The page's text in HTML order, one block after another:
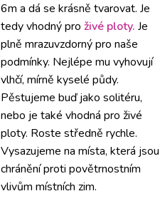
6m a dá se krásně tvarovat. Je
tedy vhodný pro živé ploty. Je
plně mrazuvzdorný pro naše
podmínky. Nejlépe mu vyhovují
vlhčí, mírně kyselé půdy.
Pěstujeme buď jako solitéru,
nebo je také vhodná pro živé
ploty. Roste středně rychle.
Vysazujeme na místa, která jsou
chránění proti povětrnostním
vlivům místních zim.